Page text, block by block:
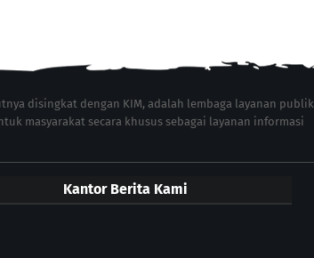
disingkat dengan KIM, adalah lembaga layanan publik
masyarakat secara khusus sebagai layanan informasi
Kantor Berita Kami